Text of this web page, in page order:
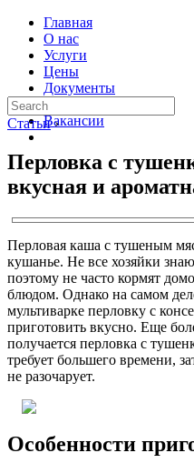
Главная
О нас
Услуги
Цены
Документы
Контакты
Вакансии
Статьи ›
Перловка с
вкусная и
Перловая каша с тушеным
кушанье. Не все хозяйки
поэтому не часто кормят
блюдом. Однако на самом
мультиварке перловку с
приготовить вкусно. Еще
получается перловка с
требует большего времени,
не разочарует.
Особенности